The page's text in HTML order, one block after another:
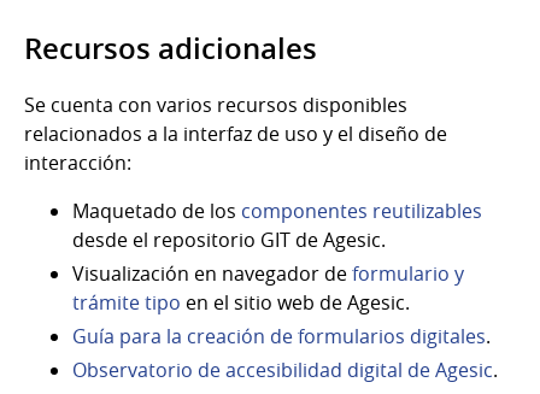
Recursos adicionales
Se cuenta con varios recursos disponibles
relacionados a la interfaz de uso y el diseño de
interacción:
Maquetado de los componentes reutilizables
desde el repositorio GIT de Agesic.
Visualización en navegador deformulario y
trámite tipo en el sitio web de Agesic.
Guía para la creación de formularios digitales.
Observatorio de accesibilidad digital de Agesic.